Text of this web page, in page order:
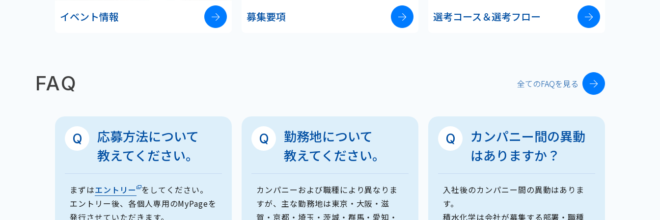
イベント情報 募集要項 選考コース＆選考フロー
FAQ 全てのFAQを見る
応募方法について
教えてください。
まずはエントリー をしてください。
エントリー後、各個人専用のMyPageを
発行させていただきます。
勤務地について
教えてください。
カンパニーおよび職種により異なりま
すが、主な勤務地は東京・大阪・滋
賀・京都・埼玉・茨城・群馬・愛知・
カンパニー間の異動
はありますか？
入社後のカンパニー間の異動はありま
す。
積水化学は会社が募集する部署・職種